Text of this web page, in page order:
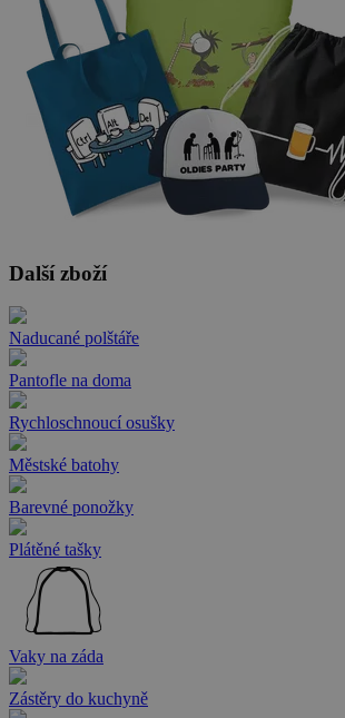
Další zboží
Naducané polštáře
Pantofle na doma
Rychloschnoucí osušky
Městské batohy
Barevné ponožky
Plátěné tašky
Vaky na záda
Zástěry do kuchyně